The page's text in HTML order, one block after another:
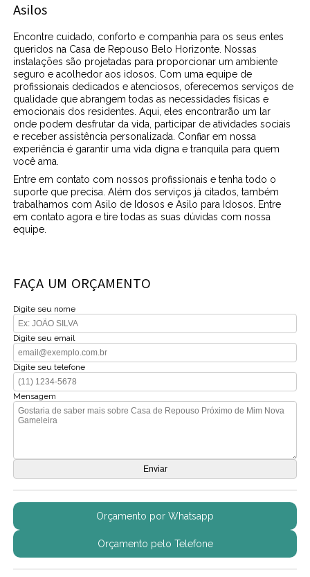
Asilos
Encontre cuidado, conforto e companhia para os seus entes
queridos na Casa de Repouso Belo Horizonte. Nossas
instalações são projetadas para proporcionar um ambiente
seguro e acolhedor aos idosos. Com uma equipe de
profissionais dedicados e atenciosos, oferecemos serviços de
qualidade que abrangem todas as necessidades físicas e
emocionais dos residentes. Aqui, eles encontrarão um lar
onde podem desfrutar da vida, participar de atividades sociais
e receber assistência personalizada. Confiar em nossa
experiência é garantir uma vida digna e tranquila para quem
você ama.
Entre em contato com nossos profissionais e tenha todo o
suporte que precisa. Além dos serviços já citados, também
trabalhamos com Asilo de Idosos e Asilo para Idosos. Entre
em contato agora e tire todas as suas dúvidas com nossa
equipe.
FAÇA UM ORÇAMENTO
Digite seu nome
Digite seu email
Digite seu telefone
Mensagem
Orçamento por Whatsapp
Orçamento pelo Telefone